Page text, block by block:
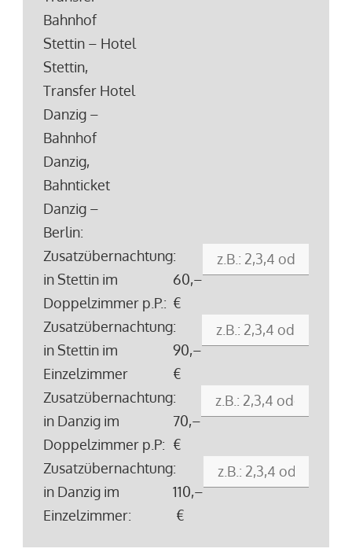
Bahnhof
Stettin – Hotel
Stettin,
Transfer Hotel
Danzig –
Bahnhof
Danzig,
Bahnticket
Danzig –
Berlin:
Zusatzübernachtung
in Stettin im
Doppelzimmer p.P.:
:
60,–
€
Zusatzübernachtung
in Stettin im
Einzelzimmer
:
90,–
€
Zusatzübernachtung
in Danzig im
Doppelzimmer p.P:
:
70,–
€
Zusatzübernachtung
in Danzig im
Einzelzimmer:
:
110,–
€